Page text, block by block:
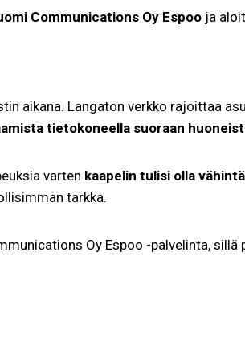
Communications Oy Espoo ja
aikana. Langaton verkko rajoittaa
tietokoneella suoraan
varten kaapelin tulisi olla
tarkka.
Oy Espoo -palvelinta,